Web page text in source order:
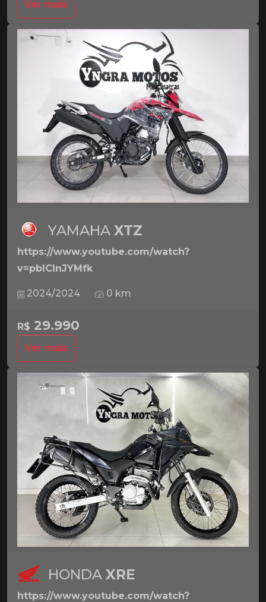
Ver mais
YAMAHA XTZ
https://www.youtube.com/watch?
v=pbICInJYMfk
2024/2024 0 km
R$ 29.990
Ver mais
HONDA XRE
https://www.youtube.com/watch?